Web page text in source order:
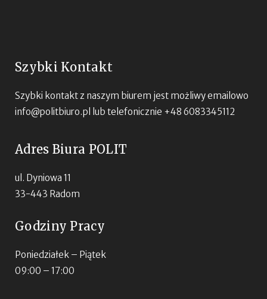
Szybki Kontakt
Szybki kontakt z naszym biurem jest możliwy emailowo
info@politbiuro.pl
lub telefonicznie +48 6083345112
Adres Biura POLIT
ul. Dyniowa 11
33-443 Radom
Godziny Pracy
Poniedziałek – Piątek
09:00 – 17:00